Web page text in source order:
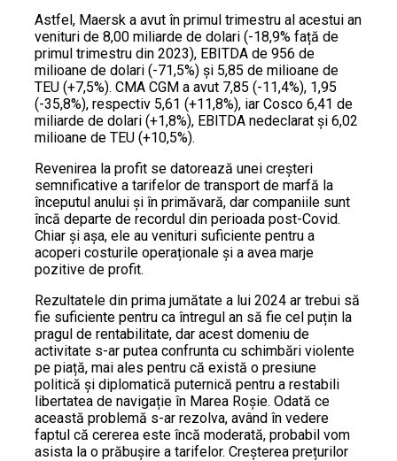
Astfel, Maersk a avut în primul trimestru al acestui an
venituri de 8,00 miliarde de dolari (-18,9% față de
primul trimestru din 2023), EBITDA de 956 de
milioane de dolari (-71,5%) și 5,85 de milioane de
TEU (+7,5%). CMA CGM a avut 7,85 (-11,4%), 1,95
(-35,8%), respectiv 5,61 (+11,8%), iar Cosco 6,41 de
miliarde de dolari (+1,8%), EBITDA nedeclarat și 6,02
milioane de TEU (+10,5%).
Revenirea la profit se datorează unei creșteri
semnificative a tarifelor de transport de marfă la
începutul anului și în primăvară, dar companiile sunt
încă departe de recordul din perioada post-Covid.
Chiar și așa, ele au venituri suficiente pentru a
acoperi costurile operaționale și a avea marje
pozitive de profit.
Rezultatele din prima jumătate a lui 2024 ar trebui să
fie suficiente pentru ca întregul an să fie cel puțin la
pragul de rentabilitate, dar acest domeniu de
activitate s-ar putea confrunta cu schimbări violente
pe piață, mai ales pentru că există o presiune
politică și diplomatică puternică pentru a restabili
libertatea de navigație în Marea Roșie. Odată ce
această problemă s-ar rezolva, având în vedere
faptul că cererea este încă moderată, probabil vom
asista la o prăbușire a tarifelor. Creșterea prețurilor